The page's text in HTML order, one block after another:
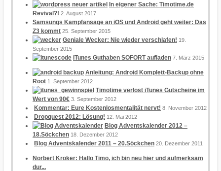
In eigener Sache: Timotime.de
Revival?! 2. August 2017
Samsungs Kampfansage an iOS und Android geht weiter: Das
Z3 kommt 25. September 2015
Geniale Wecker: Nie wieder verschlafen! 19.
September 2015
iTunes Guthaben SOFORT aufladen 7. März 2015
Anleitung: Android Komplett-Backup ohne
Root 1. September 2012
Timotime verlost iTunes Gutscheine im
Wert von 90€ 3. September 2012
Kommentar: Eure Kostenlosmentalität nervt! 8. November 2012
Dropquest 2012: Lösung! 12. Mai 2012
Blog Adventskalender 2012 –
18.Söckchen 18. Dezember 2012
Blog Adventskalender 2011 – 20.Söckchen 20. Dezember 2011
Norbert Kroker: Hallo Timo, ich bin neu hier und aufmerksam
dur...